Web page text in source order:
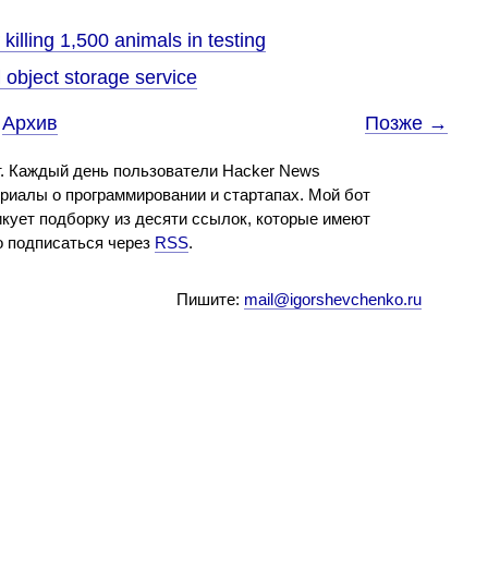
1,500 animals in testing
storage service
Архив Позже →
Каждый день пользователи Hacker News
о программировании и стартапах. Мой бот
подборку из десяти ссылок, которые имеют
через RSS.
Пишите: mail@igorshevchenko.ru